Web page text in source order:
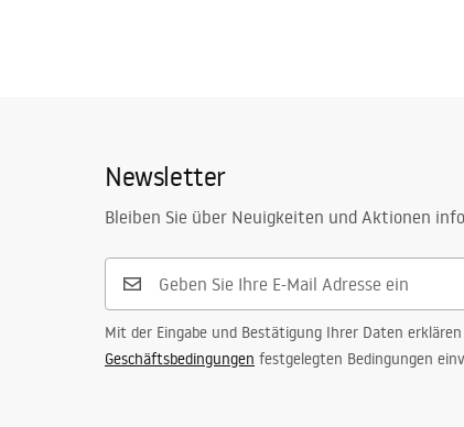
Newsletter
Bleiben Sie über Neuigkeiten und Aktionen
Mit der Eingabe und Bestätigung Ihrer Daten
Geschäftsbedingungen festgelegten Bedingungen